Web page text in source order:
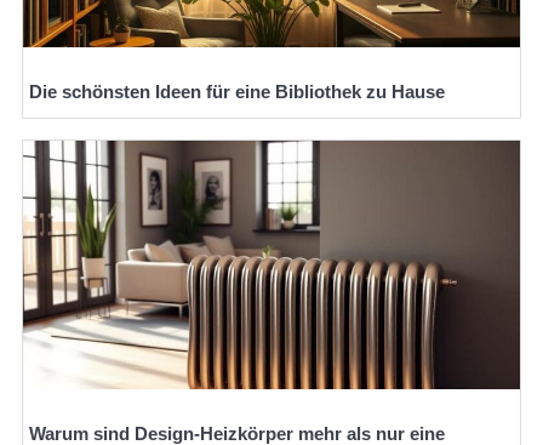
Die schönsten Ideen für eine Bibliothek zu Hause
Warum sind Design-Heizkörper mehr als nur eine